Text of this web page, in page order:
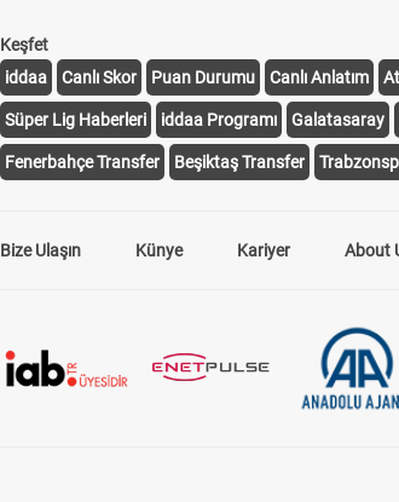
Keşfet
iddaa
Canlı Skor Puan Durumu Canlı Anlatım
Süper Lig Haberleri iddaa Programı Galatasaray
Fenerbahçe Transfer Beşiktaş Transfer
Bize Ulaşın Künye Kariyer About